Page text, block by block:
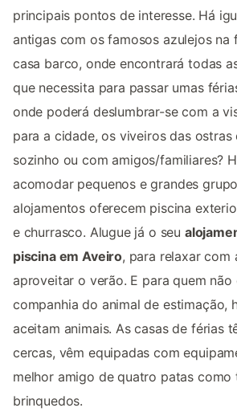
principais pontos de interesse. Há
antigas com os famosos azulejos na
casa barco, onde encontrará todas
que necessita para passar umas
onde poderá deslumbrar-se com a
para a cidade, os viveiros das ostras
sozinho ou com amigos/familiares?
acomodar pequenos e grandes
alojamentos oferecem piscina
e churrasco. Alugue já o seu
piscina em Aveiro, para relaxar com
aproveitar o verão. E para quem não
companhia do animal de estimação,
aceitam animais. As casas de férias
cercas, vêm equipadas com
melhor amigo de quatro patas como
brinquedos.